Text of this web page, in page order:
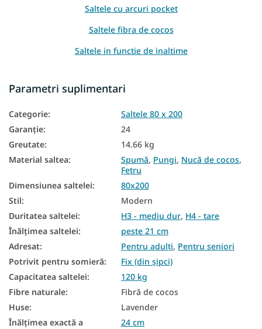
Saltele cu arcuri pocket
Saltele fibra de cocos
Saltele in functie de inaltime
Saltele de podea
Saltele pentru podea
Saltele în funcție de fermitate
Saltele dure
Saltele mici
Saltele de buzunar 80x200
Saltele Cocos 80x200
Saltea duritate H3
Saltea duritate H4
Saltele dure 80x200
Saltele înalte 80x200
Parametri suplimentari
Categorie:
Saltele 80 x 200
Garanţie:
24
Greutate:
14.66 kg
Material saltea: Spumă, Pungi, Nucă de cocos,
Fetru
Dimensiunea saltelei:
80x200
Stil:
Modern
Duritatea saltelei: H3 - mediu dur, H4 - tare
Înălțimea saltelei:
peste 21 cm
Adresat: Pentru adulți, Pentru seniori
Potrivit pentru somieră:
Fix (din șipci)
Capacitatea saltelei:
120 kg
Fibre naturale:
Fibră de cocos
Huse:
Lavender
Înălțimea exactă a
24 cm